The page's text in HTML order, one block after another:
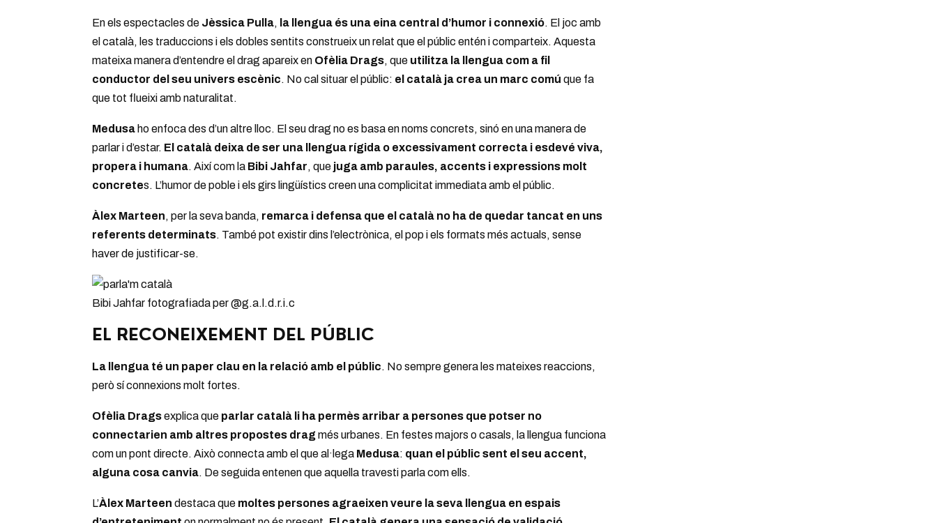
En els espectacles de Jèssica Pulla, la llengua és una eina central d’humor i connexió. El joc amb
el català, les traduccions i els dobles sentits construeix un relat que el públic entén i comparteix. Aquesta
mateixa manera d’entendre el drag apareix en Ofèlia Drags, que utilitza la llengua com a fil
conductor del seu univers escènic. No cal situar el públic: el català ja crea un marc comú que fa
que tot flueixi amb naturalitat.
Medusa ho enfoca des d’un altre lloc. El seu drag no es basa en noms concrets, sinó en una manera de
parlar i d’estar. El català deixa de ser una llengua rígida o excessivament correcta i esdevé viva,
propera i humana. Així com la Bibi Jahfar, que juga amb paraules, accents i expressions molt
concretes. L’humor de poble i els girs lingüístics creen una complicitat immediata amb el públic.
Àlex Marteen, per la seva banda, remarca i defensa que el català no ha de quedar tancat en uns
referents determinats. També pot existir dins l’electrònica, el pop i els formats més actuals, sense
haver de justificar-se.
Bibi Jahfar fotografiada per @g.a.l.d.r.i.c
EL RECONEIXEMENT DEL PÚBLIC
La llengua té un paper clau en la relació amb el públic. No sempre genera les mateixes reaccions,
però sí connexions molt fortes.
Ofèlia Dragsexplica que parlar català li ha permès arribar a persones que potser no
connectarien amb altres propostes dragmés urbanes. En festes majors o casals, la llengua funciona
com un pont directe. Això connecta amb el que al·lega Medusa: quan el públic sent el seu accent,
alguna cosa canvia. De seguida entenen que aquella travesti parla com ells.
L’Àlex Marteen destaca que moltes persones agraeixen veure la seva llengua en espais